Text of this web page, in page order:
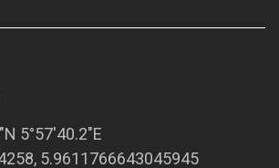
5°57'40.2"E
5.9611766643045945